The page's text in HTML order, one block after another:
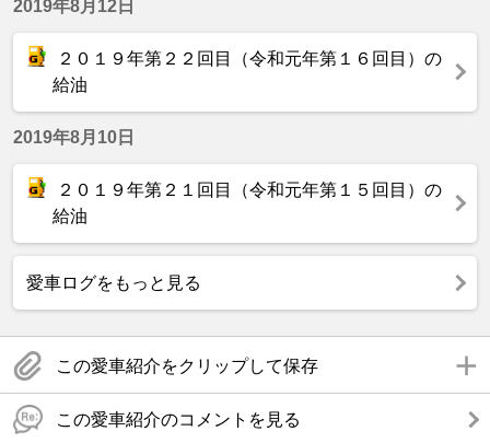
2019年8月12日
２０１９年第２２回目（令和元年第１６回目）の
給油
2019年8月10日
２０１９年第２１回目（令和元年第１５回目）の
給油
愛車ログをもっと見る
この愛車紹介をクリップして保存
この愛車紹介のコメントを見る